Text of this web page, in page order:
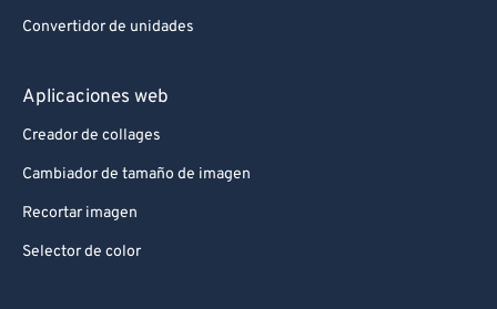
Convertidor de unidades
Aplicaciones web
Creador de collages
Cambiador de tamaño de imagen
Recortar imagen
Selector de color